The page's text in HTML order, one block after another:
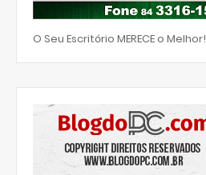
O Seu Escritório MERECE o Melhor!